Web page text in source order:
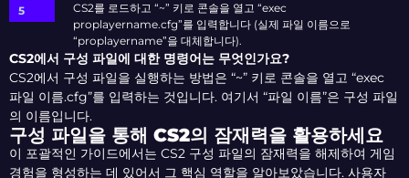
CS2를 로드하고 “~” 키로 콘솔을 열고 “exec
proplayername.cfg”를 입력합니다 (실제 파일 이름으로
“proplayername”을 대체합니다).
CS2에서 구성 파일에 대한 명령어는 무엇인가요?
CS2에서 구성 파일을 실행하는 방법은 “~” 키로 콘솔을 열고 “exec
파일 이름.cfg”를 입력하는 것입니다. 여기서 “파일 이름”은 구성 파일
의 이름입니다.
구성 파일을 통해 CS2의 잠재력을 활용하세요
이 포괄적인 가이드에서는 CS2 구성 파일의 잠재력을 해제하여 게임
경험을 형성하는 데 있어서 그 핵심 역할을 알아보았습니다. 사용자